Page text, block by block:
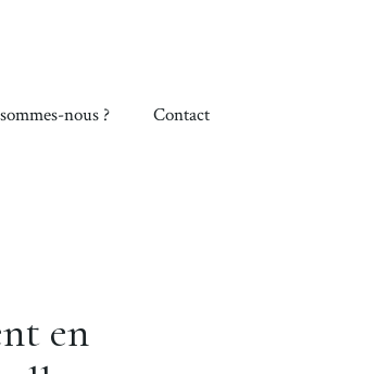
nous ? Contact
en